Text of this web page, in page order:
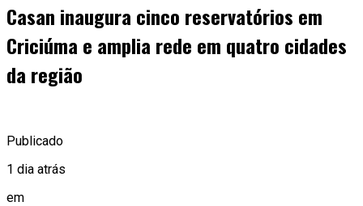
Casan inaugura cinco reservatórios em
Criciúma e amplia rede em quatro cidades
da região
Publicado
1 dia atrás
em